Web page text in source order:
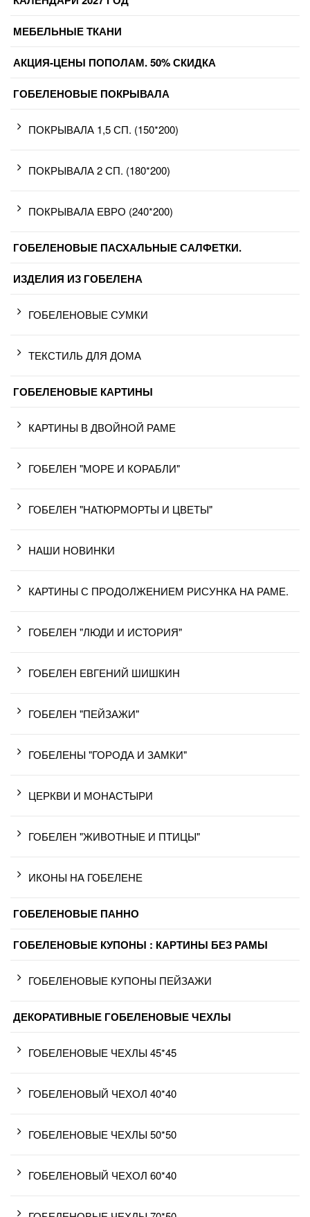
МЕБЕЛЬНЫЕ ТКАНИ
АКЦИЯ-ЦЕНЫ ПОПОЛАМ. 50% СКИДКА
ГОБЕЛЕНОВЫЕ ПОКРЫВАЛА
ПОКРЫВАЛА 1,5 СП. (150*200)
ПОКРЫВАЛА 2 СП. (180*200)
ПОКРЫВАЛА ЕВРО (240*200)
ГОБЕЛЕНОВЫЕ ПАСХАЛЬНЫЕ САЛФЕТКИ.
ИЗДЕЛИЯ ИЗ ГОБЕЛЕНА
ГОБЕЛЕНОВЫЕ СУМКИ
ТЕКСТИЛЬ ДЛЯ ДОМА
ГОБЕЛЕНОВЫЕ КАРТИНЫ
КАРТИНЫ В ДВОЙНОЙ РАМЕ
ГОБЕЛЕН "МОРЕ И КОРАБЛИ"
ГОБЕЛЕН "НАТЮРМОРТЫ И ЦВЕТЫ"
НАШИ НОВИНКИ
КАРТИНЫ С ПРОДОЛЖЕНИЕМ РИСУНКА НА РАМЕ.
ГОБЕЛЕН "ЛЮДИ И ИСТОРИЯ"
ГОБЕЛЕН ЕВГЕНИЙ ШИШКИН
ГОБЕЛЕН "ПЕЙЗАЖИ"
ГОБЕЛЕНЫ "ГОРОДА И ЗАМКИ"
ЦЕРКВИ И МОНАСТЫРИ
ГОБЕЛЕН "ЖИВОТНЫЕ И ПТИЦЫ"
ИКОНЫ НА ГОБЕЛЕНЕ
ГОБЕЛЕНОВЫЕ ПАННО
ГОБЕЛЕНОВЫЕ КУПОНЫ : КАРТИНЫ БЕЗ РАМЫ
ГОБЕЛЕНОВЫЕ КУПОНЫ ПЕЙЗАЖИ
ДЕКОРАТИВНЫЕ ГОБЕЛЕНОВЫЕ ЧЕХЛЫ
ГОБЕЛЕНОВЫЕ ЧЕХЛЫ 45*45
ГОБЕЛЕНОВЫЙ ЧЕХОЛ 40*40
ГОБЕЛЕНОВЫЕ ЧЕХЛЫ 50*50
ГОБЕЛЕНОВЫЙ ЧЕХОЛ 60*40